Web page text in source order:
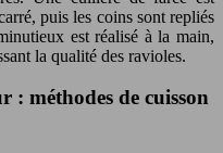
puis les coins sont repliés
est réalisé à la main,
la qualité des ravioles.
: méthodes de cuisson